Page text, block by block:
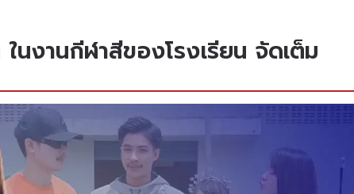
งานกีฬาสีของโรงเรียน จัดเต็ม